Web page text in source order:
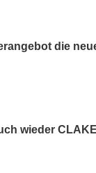
die
wieder